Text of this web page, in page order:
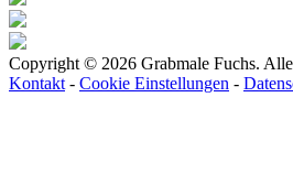
Copyright © 2026 Grabmale Fuchs.
Kontakt - Cookie Einstellungen -